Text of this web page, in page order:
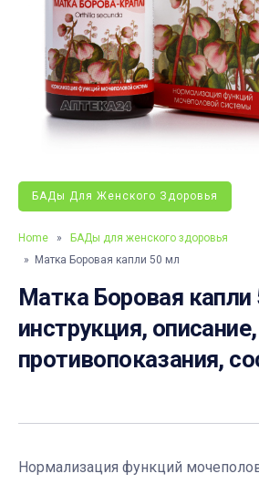
БАДы Для Женского Здоровья
Home »
БАДы для женского здоровья
» Матка Боровая капли 50 мл
Матка Боровая капли
инструкция,
противопоказания,
Нормализация функций